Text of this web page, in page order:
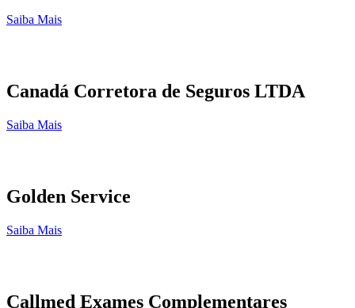
Saiba Mais
Canadá Corretora de Seguros LTDA
Saiba Mais
Golden Service
Saiba Mais
Callmed Exames Complementares